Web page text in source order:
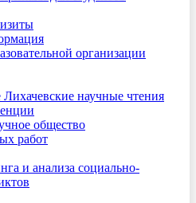
организации
научные чтения
общество
работ
и анализа социально-